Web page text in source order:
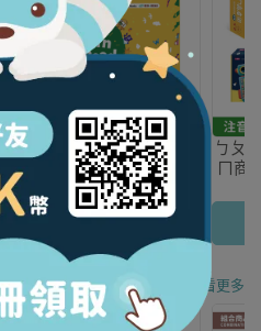
JY Learn to Read 分階點讀
英文讀本 Step 2
NT$6,400
加入購物車
ㄅㄆ
ㄇ商
看更多